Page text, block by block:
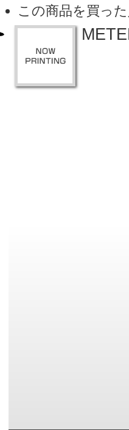
この商品を買っ